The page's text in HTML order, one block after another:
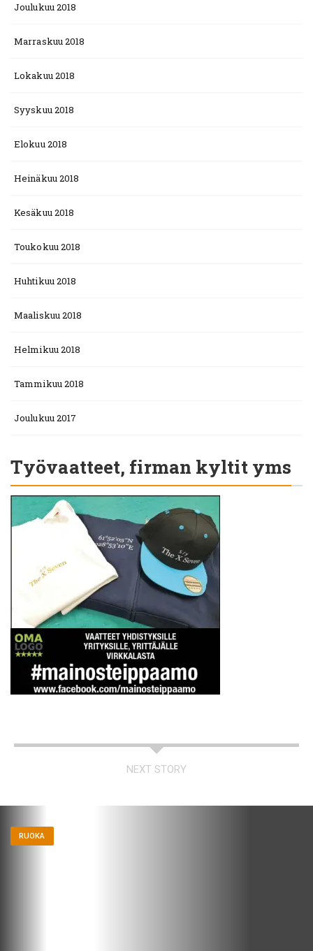
Joulukuu 2018
Marraskuu 2018
Lokakuu 2018
Syyskuu 2018
Elokuu 2018
Heinäkuu 2018
Kesäkuu 2018
Toukokuu 2018
Huhtikuu 2018
Maaliskuu 2018
Helmikuu 2018
Tammikuu 2018
Joulukuu 2017
Työvaatteet, firman kyltit yms
NEXT STORY
RUOKA